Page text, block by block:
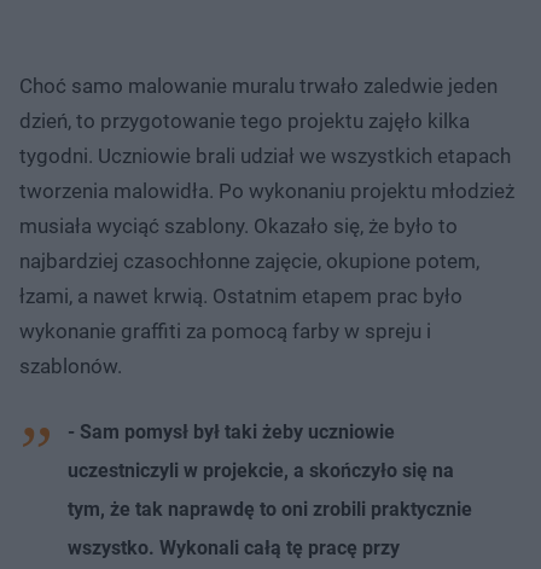
Choć samo malowanie muralu trwało zaledwie jeden
dzień, to przygotowanie tego projektu zajęło kilka
tygodni. Uczniowie brali udział we wszystkich etapach
tworzenia malowidła. Po wykonaniu projektu młodzież
musiała wyciąć szablony. Okazało się, że było to
najbardziej czasochłonne zajęcie, okupione potem,
łzami, a nawet krwią. Ostatnim etapem prac było
wykonanie graffiti za pomocą farby w spreju i
szablonów.
- Sam pomysł był taki żeby uczniowie
uczestniczyli w projekcie, a skończyło się na
tym, że tak naprawdę to oni zrobili praktycznie
wszystko. Wykonali całą tę pracę przy